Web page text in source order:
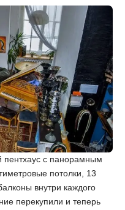
с панорамным
потолки, 13
внутри каждого
перекупили и теперь